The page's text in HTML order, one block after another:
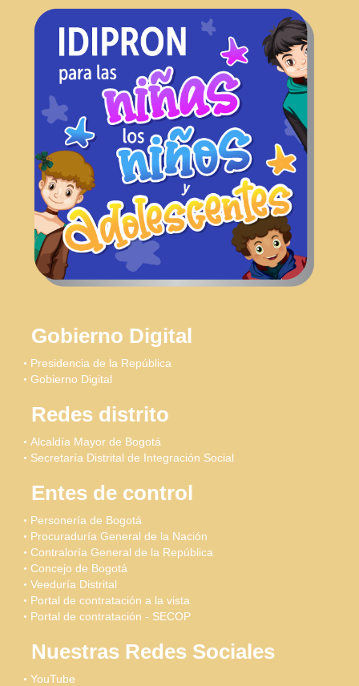
Gobierno Digital
Presidencia de la República
Gobierno Digital
Redes distrito
Alcaldía Mayor de Bogotá
Secretaría Distrital de Integración Social
Entes de control
Personería de Bogotá
Procuraduría General de la Nación
Contraloría General de la República
Concejo de Bogotá
Veeduría Distrital
Portal de contratación a la vista
Portal de contratación - SECOP
Nuestras Redes Sociales
YouTube